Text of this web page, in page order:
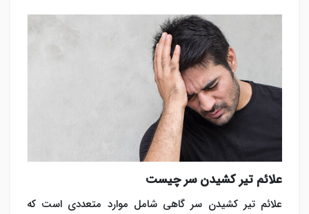
علائم تیر کشیدن سر چیست
علائم تیر کشیدن سر گاهی شامل موارد متعددی است که